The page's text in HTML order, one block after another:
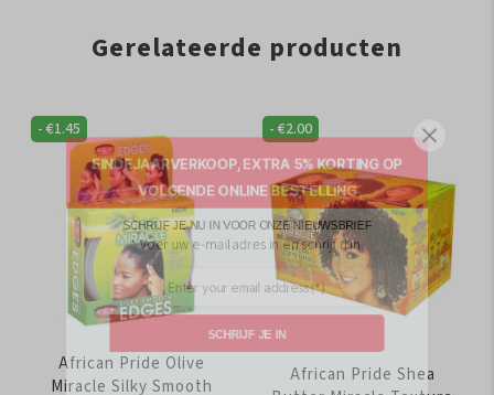
Gerelateerde producten
-€1.45
African Pride Olive
Miracle Silky Smooth
-€2.00
African Pride Shea
EINDEJAARVERKOOP, EXTRA 5% KORTING OP
VOLGENDE ONLINE BESTELLING
SCHRIJF JE NU IN VOOR ONZE NIEUWSBRIEF
* Voer uw e-mailadres in en schrijf u in.